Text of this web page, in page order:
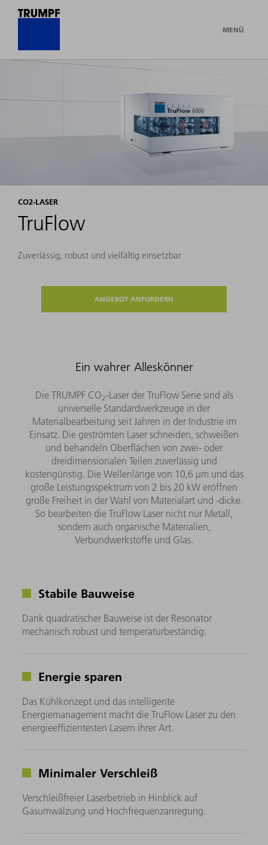
MENÜ
CO2-LASER
TruFlow
Zuverlässig, robust und vielfältig einsetzbar
ANGEBOT ANFORDERN
Ein wahrer Alleskönner
Die TRUMPF CO2-Laser der TruFlow Serie sind als
universelle Standardwerkzeuge in der
Materialbearbeitung seit Jahren in der Industrie im
Einsatz. Die geströmten Laser schneiden, schweißen
und behandeln Oberflächen von zwei- oder
dreidimensionalen Teilen zuverlässig und
kostengünstig. Die Wellenlänge von 10,6 µm und das
große Leistungsspektrum von 2 bis 20 kW eröffnen
große Freiheit in der Wahl von Materialart und -dicke.
So bearbeiten die TruFlow Laser nicht nur Metall,
sondern auch organische Materialien,
Verbundwerkstoffe und Glas.
Stabile Bauweise
Dank quadratischer Bauweise ist der Resonator
mechanisch robust und temperaturbeständig.
Energie sparen
Das Kühlkonzept und das intelligente
Energiemanagement macht die TruFlow Laser zu den
energieeffizientesten Lasern ihrer Art.
Minimaler Verschleiß
Verschleißfreier Laserbetrieb in Hinblick auf
Gasumwälzung und Hochfrequenzanregung.